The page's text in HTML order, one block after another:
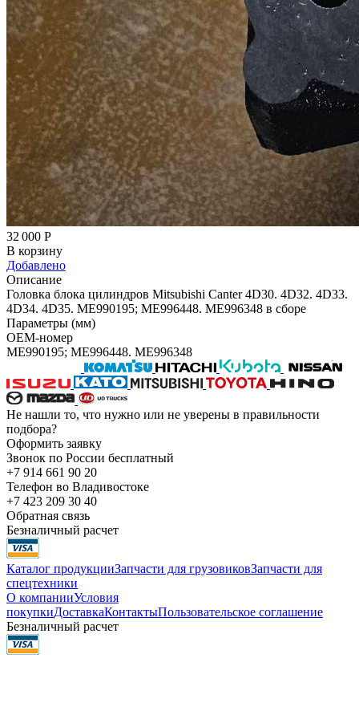
32 000 Р
В корзину
Добавлено
Описание
Головка блока цилиндров Mitsubishi Canter 4D30. 4D32. 4D33.
4D34. 4D35. ME990195; ME996448. ME996348 в сборе
Параметры (мм)
OEM-номер
ME990195; ME996448. ME996348
Не нашли то, что нужно или не уверены в правильности
подбора?
Оформить заявку
Звонок по России бесплатный
+7 914 661 90 20
Телефон во Владивостоке
+7 423 209 30 40
Обратная связь
Безналичный расчет
Каталог продукцииЗапчасти для грузовиковЗапчасти для
спецтехники
О компанииУсловия
покупкиДоставкаКонтактыПользовательское соглашение
Безналичный расчет